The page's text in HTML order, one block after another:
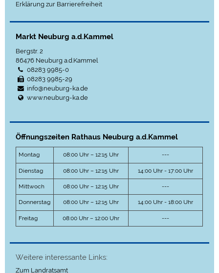
Erklärung zur Barrierefreiheit
Markt Neuburg a.d.Kammel
Bergstr. 2
86476 Neuburg a.d.Kammel
08283 9985-0
08283 9985-29
info@neuburg-ka.de
www.neuburg-ka.de
Öffnungszeiten Rathaus Neuburg a.d.Kammel
Montag 08:00 Uhr – 12:15 Uhr ---
Dienstag 08:00 Uhr – 12:15 Uhr 14:00 Uhr - 17:00 Uhr
Mittwoch 08:00 Uhr – 12:15 Uhr ---
Donnerstag 08:00 Uhr – 12:15 Uhr 14:00 Uhr - 18:00 Uhr
Freitag 08:00 Uhr – 12:00 Uhr ---
Weitere interessante Links:
Zum Landratsamt